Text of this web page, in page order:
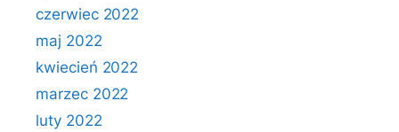
czerwiec 2022
maj 2022
kwiecień 2022
marzec 2022
luty 2022